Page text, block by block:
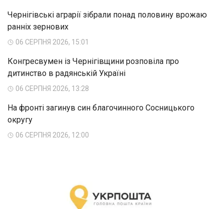
Чернігівські аграрії зібрали понад половину врожаю
ранніх зернових
06 СЕРПНЯ 2026, 15:01
Конгресвумен із Чернігівщини розповіла про
дитинство в радянській Україні
06 СЕРПНЯ 2026, 13:28
На фронті загинув син благочинного Сосницького
округу
06 СЕРПНЯ 2026, 12:00